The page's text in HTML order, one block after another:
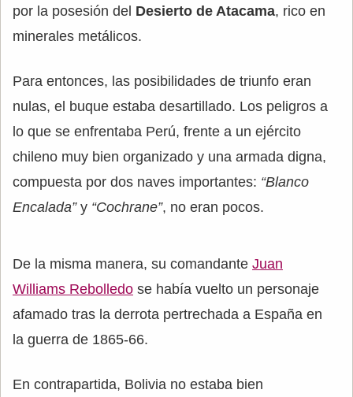
por la posesión del Desierto de Atacama, rico en
minerales metálicos.
Para entonces, las posibilidades de triunfo eran
nulas, el buque estaba desartillado. Los peligros a
lo que se enfrentaba Perú, frente a un ejército
chileno muy bien organizado y una armada digna,
compuesta por dos naves importantes: “Blanco
Encalada”y “Cochrane”, no eran pocos.
De la misma manera, su comandante Juan
Williams Rebolledo se había vuelto un personaje
afamado tras la derrota pertrechada a España en
la guerra de 1865-66.
En contrapartida, Bolivia no estaba bien